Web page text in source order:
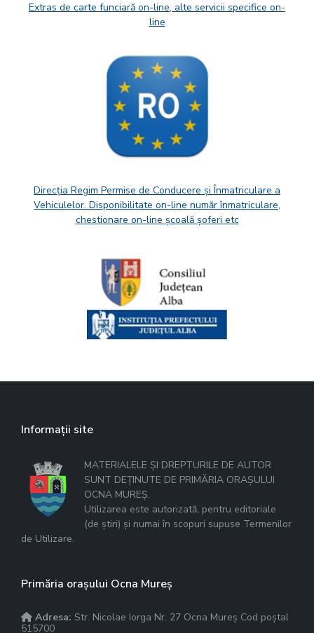
Extras de carte funciară on-line, alte servicii specifice on-
line
Direcția Regim Permise de Conducere și Înmatriculare a
Vehiculelor. Disponibilitate on-line număr înmatriculare,
chestionare on-line școală șoferi etc
Informații site
MATERIALELE ȘI DREPTURILE DE AUTOR
SUNT DEȚINUTE DE PRIMĂRIA ORAȘULUI
OCNA MUREȘ.
Utilizarea este autorizată, pentru editoriale
(de știri) și numai în scopuri supuse Termenilor
de Utilizare.
Primăria orașului Ocna Mureș
Adresa: Str. Nicolae Iorga Nr. 27 Ocna Mureș Cod poștal
515700